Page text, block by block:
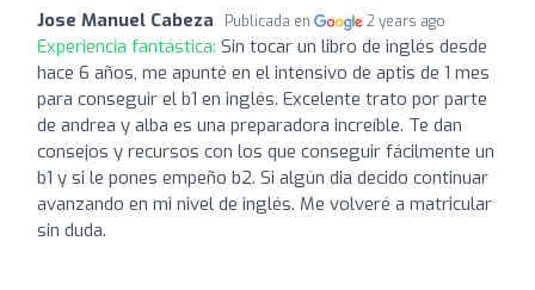
Jose Manuel Cabeza Publicada en 2 years ago
Experiencia fantástica: Sin tocar un libro de inglés desde
hace 6 años, me apunté en el intensivo de aptis de 1 mes
para conseguir el b1 en inglés. Excelente trato por parte
de andrea y alba es una preparadora increíble. Te dan
consejos y recursos con los que conseguir fácilmente un
b1 y si le pones empeño b2. Si algún dia decido continuar
avanzando en mi nivel de inglés. Me volveré a matricular
sin duda.